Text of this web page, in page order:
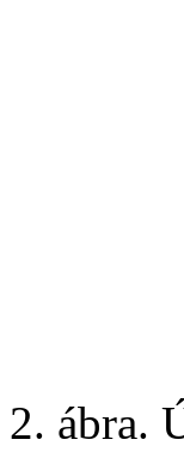
2. ábra.